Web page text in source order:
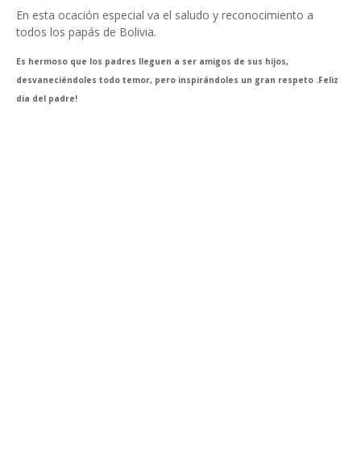
En esta ocación especial va el saludo y reconocimiento a
todos los papás de Bolivia.
Es hermoso que los padres lleguen a ser amigos de sus hijos,
desvaneciéndoles todo temor, pero inspirándoles un gran respeto .Feliz
dia del padre!